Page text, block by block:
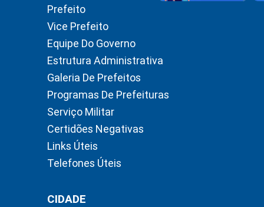
Prefeito
Vice Prefeito
Equipe Do Governo
Estrutura Administrativa
Galeria De Prefeitos
Programas De Prefeituras
Serviço Militar
Certidões Negativas
Links Úteis
Telefones Úteis
CIDADE